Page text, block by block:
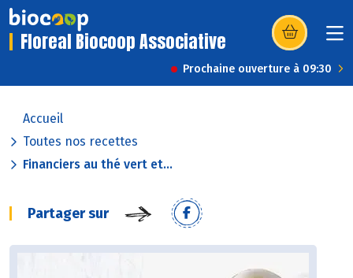
Floreal Biocoop Associative (s’ouvre dans
Prochaine ouverture à 09:30
Accueil
Toutes nos recettes
Financiers au thé vert et...
Partager sur